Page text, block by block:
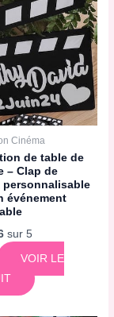
Cinéma
de table de
– Clap de
personnalisable
événement
sur 5
VOIR LE